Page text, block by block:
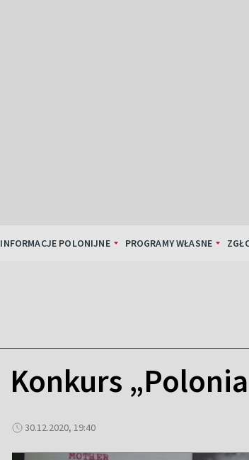
INFORMACJE POLONIJNE PROGRAMY WŁASNE
Konkurs
30.12.2020, 19:40